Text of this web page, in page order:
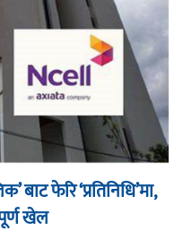
फेरि ‘प्रतिनिधि’मा,
खेल